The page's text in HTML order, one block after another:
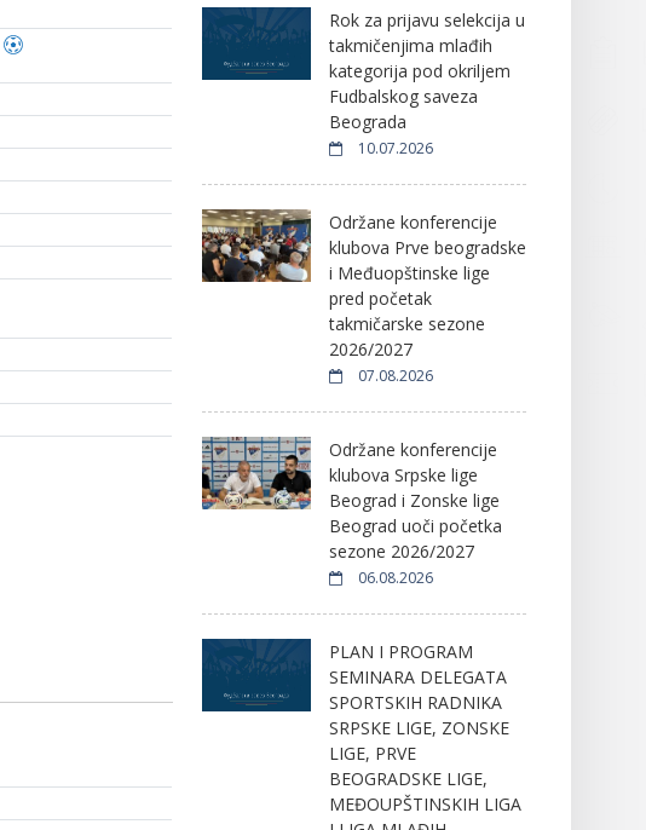
Rok za prijavu selekcija u
takmičenjima mlađih
kategorija pod okriljem
Fudbalskog saveza
Beograda
10.07.2026
Održane konferencije
klubova Prve beogradske
i Međuopštinske lige
pred početak
takmičarske sezone
2026/2027
07.08.2026
Održane konferencije
klubova Srpske lige
Beograd i Zonske lige
Beograd uoči početka
sezone 2026/2027
06.08.2026
PLAN I PROGRAM
SEMINARA DELEGATA
SPORTSKIH RADNIKA
SRPSKE LIGE, ZONSKE
LIGE, PRVE
BEOGRADSKE LIGE,
MEĐOUPŠTINSKIH LIGA